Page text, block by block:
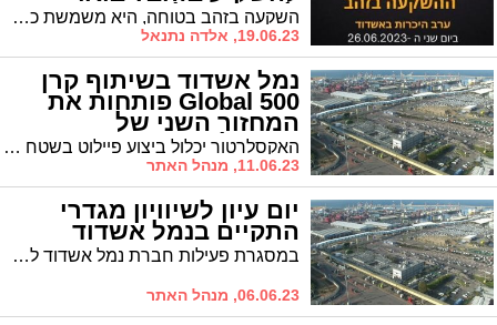
לשמוע הכל בכנס הכרות
באשדוד
השקעה בזהב בטוחה, היא משמשת כעוגן כלכלי, השומרת על ערך הפורטפוליו. מעוניינים להרחיב עוד את הידע שלכם בנושא השקעה בזהב? בדיוק בשביל זה חברת iGold מגיעה עד אליכם לאשדוד לכנס הכרות ביום שני 26.6 בשעה 19:00
19.06.23, אלדה נתנאל
נמל אשדוד בשיתוף קרן
500 Global פותחות את
המחזור השני של
האקסלרטור האקסלרטור יכלול ביצוע פיילוט בשטח הנמל, חשיפת הסטארטאפים לנמלים הגדולים בעולם ואפשרות להשקעה מטעם הנמל
11.06.23, מנהל האתר
יום עיון לשיוויון מגדרי
התקיים בנמל אשדוד
במסגרת פעילות חברת נמל אשדוד לקידום שוויון מגדרי התקיים יום עיון לעובדי ועובדות החברה במרכז נעמת 'משנות'
06.06.23, מנהל האתר